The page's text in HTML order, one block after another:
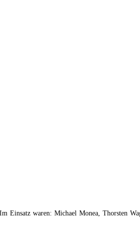
Einsatz waren: Michael Monea, Thorsten